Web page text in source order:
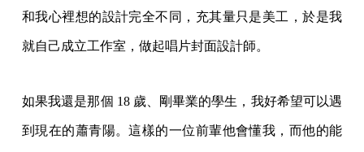
和我心裡想的設計完全不同，充其量只是美工，於是我
就自己成立工作室，做起唱片封面設計師。
如果我還是那個 18 歲、剛畢業的學生，我好希望可以遇
到現在的蕭青陽。這樣的一位前輩他會懂我，而他的能